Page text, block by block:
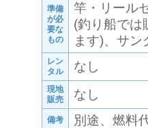
準備
が必
要な
もの
竿・リール
(釣り船では
ます)、サ
レン
タル
なし
現地
販売
なし
備考 別途、燃料